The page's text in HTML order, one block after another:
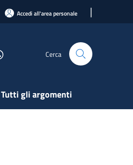
Accedi all'area personale |
Cerca
Tutti gli argomenti